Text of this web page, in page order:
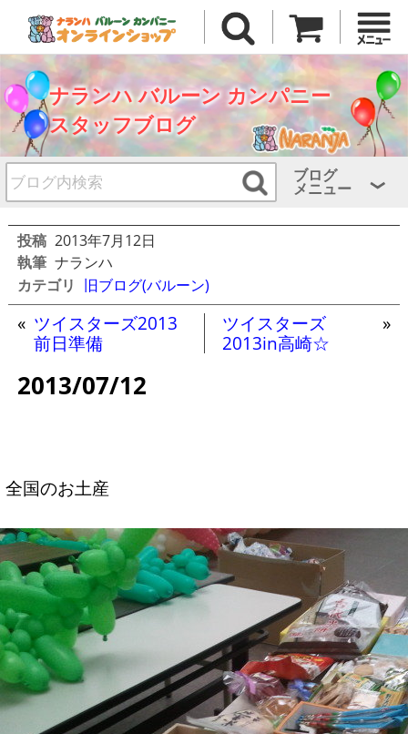
ナランハ バルーン カンパニー
スタッフブログ
ブログ
メニュー
投稿 2013年7月12日
執筆 ナランハ
カテゴリ 旧ブログ(バルーン)
« ツイスターズ2013
前日準備
ツイスターズ
2013in高崎☆
»
2013/07/12
全国のお土産